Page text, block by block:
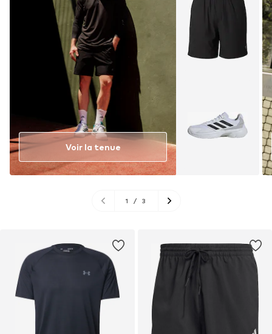
Voir la tenue
1 / 3